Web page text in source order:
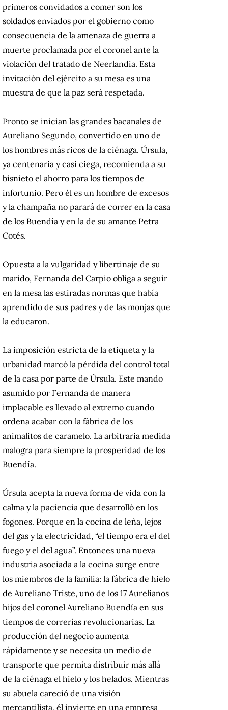
primeros convidados a comer son los
soldados enviados por el gobierno como
consecuencia de la amenaza de guerra a
muerte proclamada por el coronel ante la
violación del tratado de Neerlandia. Esta
invitación del ejército a su mesa es una
muestra de que la paz será respetada.
Pronto se inician las grandes bacanales de
Aureliano Segundo, convertido en uno de
los hombres más ricos de la ciénaga. Úrsula,
ya centenaria y casi ciega, recomienda a su
bisnieto el ahorro para los tiempos de
infortunio. Pero él es un hombre de excesos
y la champaña no parará de correr en la casa
de los Buendía y en la de su amante Petra
Cotés.
Opuesta a la vulgaridad y libertinaje de su
marido, Fernanda del Carpio obliga a seguir
en la mesa las estiradas normas que había
aprendido de sus padres y de las monjas que
la educaron.
La imposición estricta de la etiqueta y la
urbanidad marcó la pérdida del control total
de la casa por parte de Úrsula. Este mando
asumido por Fernanda de manera
implacable es llevado al extremo cuando
ordena acabar con la fábrica de los
animalitos de caramelo. La arbitraria medida
malogra para siempre la prosperidad de los
Buendía.
Úrsula acepta la nueva forma de vida con la
calma y la paciencia que desarrolló en los
fogones. Porque en la cocina de leña, lejos
del gas y la electricidad, “el tiempo era el del
fuego y el del agua”. Entonces una nueva
industria asociada a la cocina surge entre
los miembros de la familia: la fábrica de hielo
de Aureliano Triste, uno de los 17 Aurelianos
hijos del coronel Aureliano Buendía en sus
tiempos de correrías revolucionarias. La
producción del negocio aumenta
rápidamente y se necesita un medio de
transporte que permita distribuir más allá
de la ciénaga el hielo y los helados. Mientras
su abuela careció de una visión
mercantilista, él invierte en una empresa